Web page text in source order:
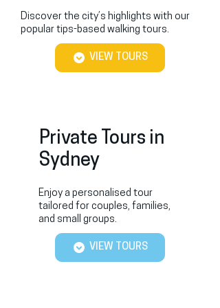
Discover the city’s highlights with our
popular tips-based walking tours.
VIEW TOURS
Private Tours in
Sydney
Enjoy a personalised tour
tailored for couples, families,
and small groups.
VIEW TOURS